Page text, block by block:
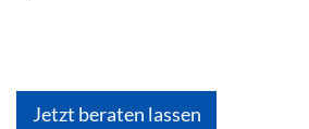
Jetzt beraten lassen